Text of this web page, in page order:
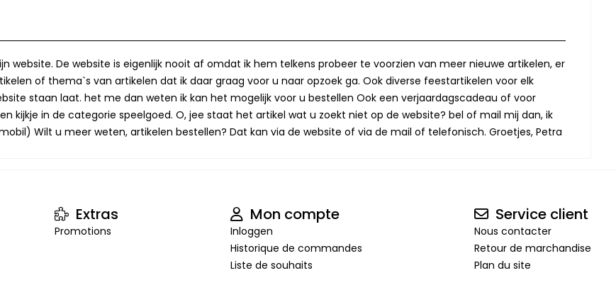
website. De website is eigenlijk nooit af omdat ik hem telkens probeer te voorzien van meer nieuwe artikelen, er
of thema`s van artikelen dat ik daar graag voor u naar opzoek ga. Ook diverse feestartikelen voor elk
staan laat. het me dan weten ik kan het mogelijk voor u bestellen Ook een verjaardagscadeau of voor
kijkje in de categorie speelgoed. O, jee staat het artikel wat u zoekt niet op de website? bel of mail mij dan, ik
Wilt u meer weten, artikelen bestellen? Dat kan via de website of via de mail of telefonisch. Groetjes, Petra
Extras
Promotions
Mon compte
Inloggen
Historique de commandes
Liste de souhaits
Service client
Nous contacter
Retour de marchandise
Plan du site